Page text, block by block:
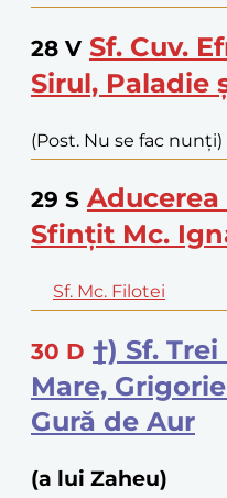
28 V Sf. Cuv.
Sirul, Paladie
(Post. Nu se fac nunți)
29 S Aducerea
Sfințit Mc.
Sf. Mc. Filotei
30 D †) Sf.
Mare,
Gură de Aur
(a lui Zaheu)